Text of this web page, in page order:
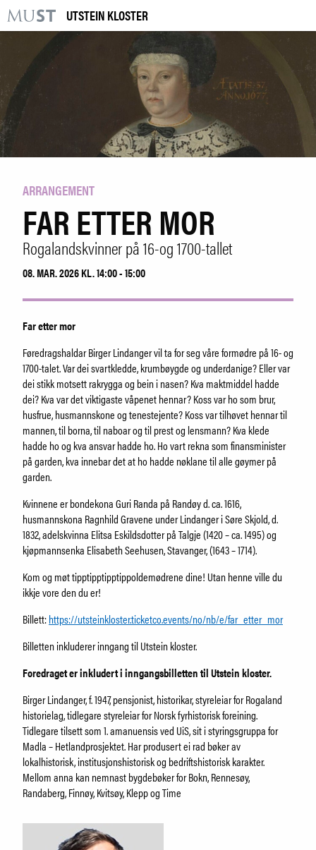
KR
M
BESØK OSS
UTSTILLINGER
ARRANGEMENTER
LÆRING
NO |ENG
Kjøp billett og årskort
Utleie
SØK
UTSTEIN KLOSTER
ARRANGEMENT
FAR ETTER MOR
Rogalandskvinner på 16-og 1700-tallet
08. MAR. 2026 KL. 14:00 - 15:00
Far etter mor
Føredragshaldar Birger Lindanger vil ta for seg våre formødre på 16- og
1700-talet. Var dei svartkledde, krumbøygde og underdanige? Eller var
dei stikk motsett rakrygga og bein i nasen? Kva maktmiddel hadde
dei? Kva var det viktigaste våpenet hennar? Koss var ho som brur,
husfrue, husmannskone og tenestejente? Koss var tilhøvet hennar til
mannen, til borna, til naboar og til prest og lensmann? Kva klede
hadde ho og kva ansvar hadde ho. Ho vart rekna som finansminister
på garden, kva innebar det at ho hadde nøklane til alle gøymer på
garden.
Kvinnene er bondekona Guri Randa på Randøy d. ca. 1616,
husmannskona Ragnhild Gravene under Lindanger i Søre Skjold, d.
1832, adelskvinna Elitsa Eskildsdotter på Talgje (1420 – ca. 1495) og
kjøpmannsenka Elisabeth Seehusen, Stavanger, (1643 – 1714).
Kom og møt tipptipptipptippoldemødrene dine! Utan henne ville du
ikkje vore den du er!
Billett:https://utsteinkloster.ticketco.events/no/nb/e/far_etter_mor
Billetten inkluderer inngang til Utstein kloster.
Foredraget er inkludert i inngangsbilletten til Utstein kloster.
Birger Lindanger, f. 1947, pensjonist, historikar, styreleiar for Rogaland
historielag, tidlegare styreleiar for Norsk fyrhistorisk foreining.
Tidlegare tilsett som 1. amanuensis ved UiS, sit i styringsgruppa for
Madla – Hetlandprosjektet. Har produsert ei rad bøker av
lokalhistorisk, institusjonshistorisk og bedriftshistorisk karakter.
Mellom anna kan nemnast bygdebøker for Bokn, Rennesøy,
Randaberg, Finnøy, Kvitsøy, Klepp og Time